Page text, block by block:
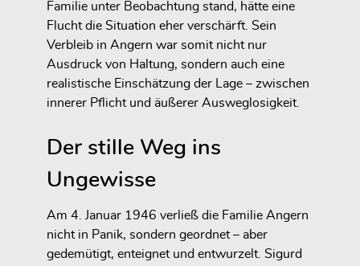
Familie unter Beobachtung stand, hätte eine
Flucht die Situation eher verschärft. Sein
Verbleib in Angern war somit nicht nur
Ausdruck von Haltung, sondern auch eine
realistische Einschätzung der Lage – zwischen
innerer Pflicht und äußerer Ausweglosigkeit.
Der stille Weg ins
Ungewisse
Am 4. Januar 1946 verließ die Familie Angern
nicht in Panik, sondern geordnet – aber
gedemütigt, enteignet und entwurzelt. Sigurd